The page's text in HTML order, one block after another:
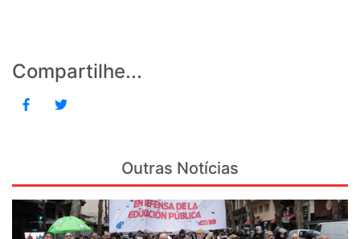
Compartilhe...
Outras Notícias